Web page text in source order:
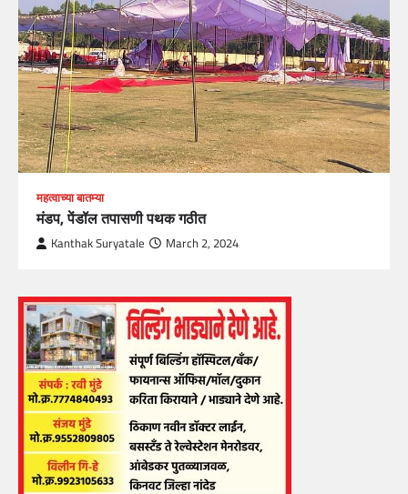
महत्वाच्या बातम्या
मंडप, पेंडॉल तपासणी पथक गठीत
Kanthak Suryatale March 2, 2024